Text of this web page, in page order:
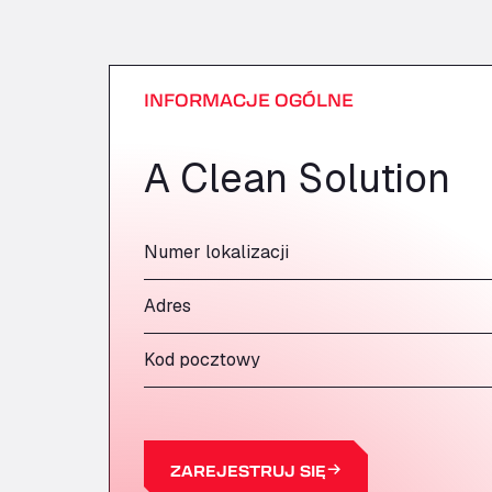
INFORMACJE OGÓLNE
A Clean Solution
Numer lokalizacji
Adres
Kod pocztowy
ZAREJESTRUJ SIĘ